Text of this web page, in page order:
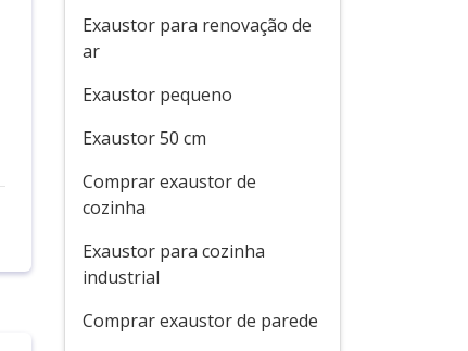
Exaustor para renovação de
ar
Exaustor pequeno
Exaustor 50 cm
Comprar exaustor de
cozinha
Exaustor para cozinha
industrial
Comprar exaustor de parede